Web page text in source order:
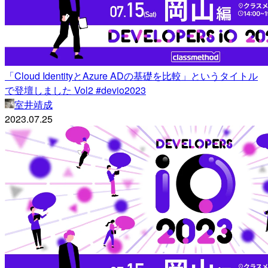
「Cloud IdentityとAzure ADの基礎を比較」というタイトル
で登壇しました Vol2 #devio2023
室井靖成
2023.07.25